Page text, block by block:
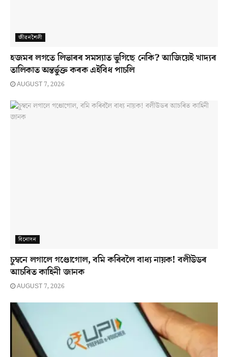
জীৱনশৈলী
হজমৰ লগতে লিভাৰৰ সমস্যাত ভুগিছে নেকি? আজিয়েই খাদ্যৰ
তালিকাত অন্তৰ্ভুক্ত কৰক এইবিধ পাচলি
AUGUST 7, 2026
বিনোদন
চুম্বনে লগালে গণ্ডোগোল, বমি কৰিবলৈ বাধ্য নায়ক! বলীউডৰ
আচৰিত কাহিনী জানক
AUGUST 7, 2026